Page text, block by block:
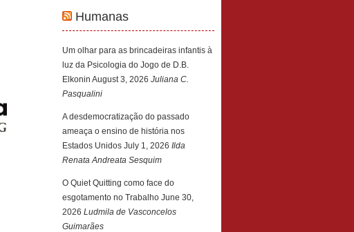
Humanas
Um olhar para as brincadeiras infantis à
luz da Psicologia do Jogo de D.B.
Elkonin August 3, 2026 Juliana C.
Pasqualini
A desdemocratização do passado
ameaça o ensino de história nos
Estados Unidos July 1, 2026 Ilda
Renata Andreata Sesquim
O Quiet Quitting como face do
esgotamento no Trabalho June 30,
2026 Ludmila de Vasconcelos
Guimarães